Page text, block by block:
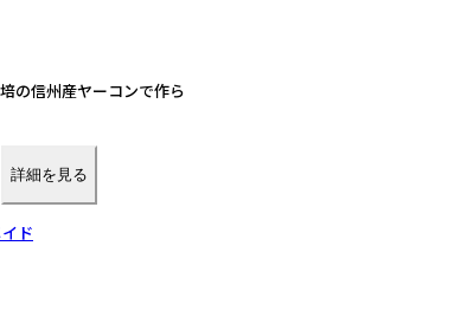
の信州産ヤーコンで作ら
詳細を見る
ド